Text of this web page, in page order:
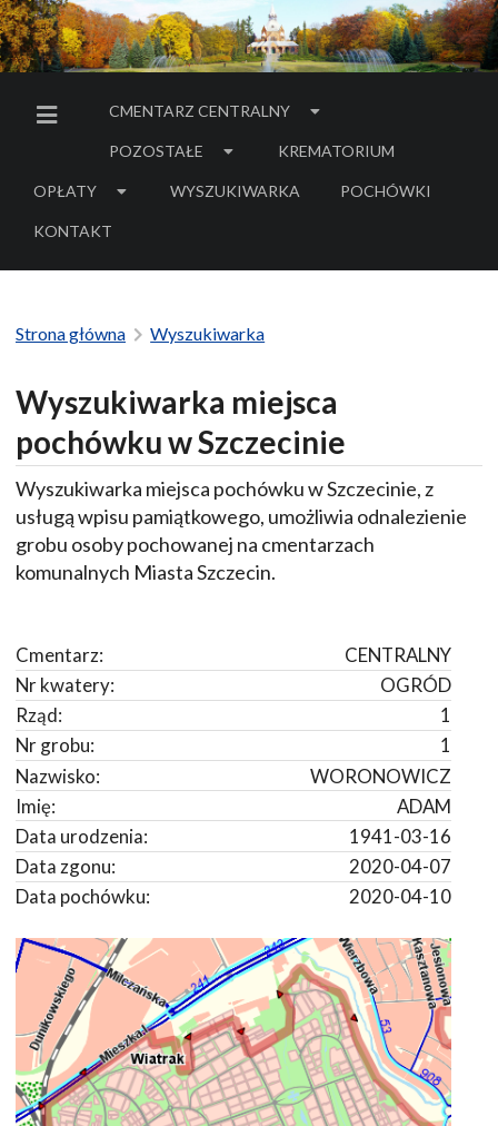
MENU BOCZNE
CMENTARZ CENTRALNY
POZOSTAŁE KREMATORIUM
OPŁATY WYSZUKIWARKA POCHÓWKI
- LINK DO SERWISU
KONTAKT
Strona główna Wyszukiwarka
Wyszukiwarka miejsca
pochówku w Szczecinie
Wyszukiwarka miejsca pochówku w Szczecinie, z
usługą wpisu pamiątkowego, umożliwia odnalezienie
grobu osoby pochowanej na cmentarzach
komunalnych Miasta Szczecin.
CENTRALNY
Cmentarz:
OGRÓD
Nr kwatery:
1
Rząd:
1
Nr grobu:
WORONOWICZ
Nazwisko:
ADAM
Imię:
1941-03-16
Data urodzenia:
2020-04-07
Data zgonu:
2020-04-10
Data pochówku: